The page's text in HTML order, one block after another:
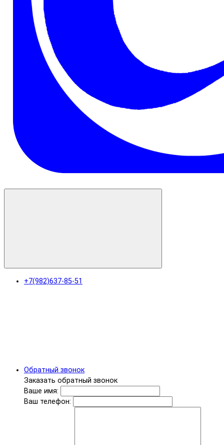
+7(982)637-85-51
Обратный звонок
Заказать обратный звонок
Ваше имя:
Ваш телефон: